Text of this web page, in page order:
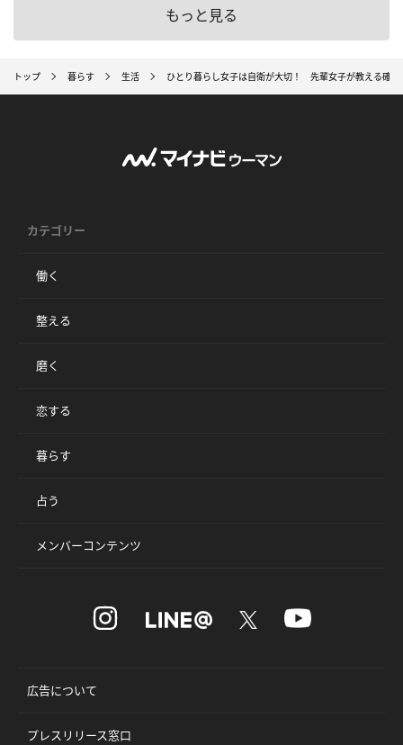
もっと見る
トップ 暮らす 生活 ひとり暮らし女子は自衛が大切！ 先輩女子が教える確
カテゴリー
働く
整える
磨く
恋する
暮らす
占う
メンバーコンテンツ
広告について
プレスリリース窓口